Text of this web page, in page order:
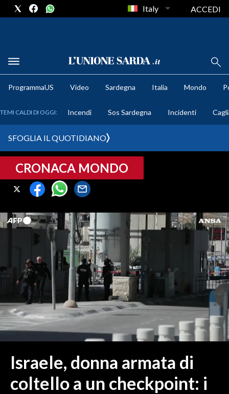
METEO
CRONACA SARDEGNA
CAGLIARI
SULCIS IGLESIENTE
MEDIO CAMPIDANO
ORISTANO E PROVINCIA
SASSARI E PROVINCIA
GALLURA
NUORO E PROVINCIA
OGLIASTRA
AGENDA
ITALIA
MONDO
Italy ACCEDI
ProgrammaUS Video Sardegna Italia Mondo
TEMI CALDI DI OGGI: Incendi Sos Sardegna Incidenti
SFOGLIA IL QUOTIDIANO
CRONACA MONDO
Israele, donna armata di
coltello a un checkpoint: i